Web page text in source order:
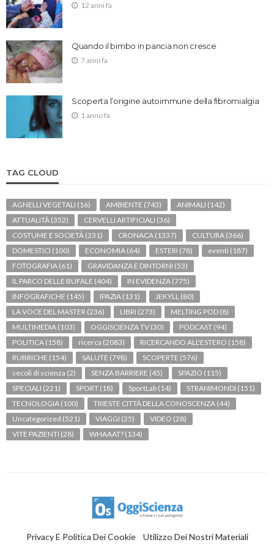
12 anni fa
Quando il bimbo in pancia non cresce
7 anni fa
Scoperta l’origine autoimmune della fibromialgia
1 anno fa
TAG CLOUD
AGNELLI VEGETALI (16) AMBIENTE (743) ANIMALI (142)
ATTUALITÀ (352) CERVELLI ARTIFICIALI (36)
COSTUME E SOCIETÀ (231) CRONACA (1337) CULTURA (366)
DOMESTICI (100) ECONOMIA (64) ESTERI (78) eventi (187)
FOTOGRAFIA (61) GRAVIDANZA E DINTORNI (53)
IL PARCO DELLE BUFALE (404) IN EVIDENZA (775)
INFOGRAFICHE (145) IPAZIA (131) JEKYLL (80)
LA VOCE DEL MASTER (236) LIBRI (273) MELTING POD (8)
MULTIMEDIA (103) OGGISCIENZA TV (30) PODCAST (94)
POLITICA (158) ricerca (2083) RICERCANDO ALL'ESTERO (158)
RUBRICHE (154) SALUTE (798) SCOPERTE (576)
secoli di scienza (2) SENZA BARRIERE (45) SPAZIO (115)
SPECIALI (221) SPORT (18) SportLab (14) STRANIMONDI (151)
TECNOLOGIA (100) TRIESTE CITTÀ DELLA CONOSCENZA (44)
Uncategorized (521) VIAGGI (25) VIDEO (28)
VITE PAZIENTI (28) WHAAAT? (134)
Privacy E Politica Dei Cookie Utilizzo Dei Nostri Materiali